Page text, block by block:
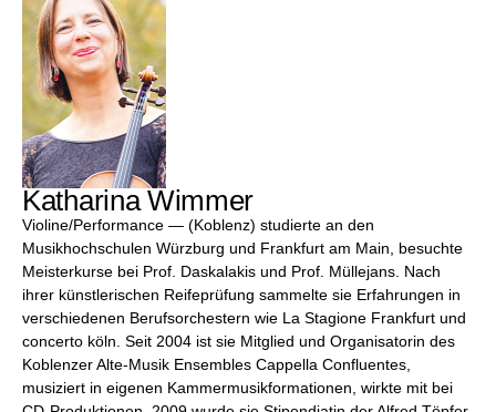
Katharina Wimmer
Violine/Performance — (Koblenz) studierte an den
Musikhochschulen Würzburg und Frankfurt am Main, besuchte
Meisterkurse bei Prof. Daskalakis und Prof. Müllejans. Nach
ihrer künstlerischen Reifeprüfung sammelte sie Erfahrungen in
verschiedenen Berufsorchestern wie La Stagione Frankfurt und
concerto köln. Seit 2004 ist sie Mitglied und Organisatorin des
Koblenzer Alte-Musik Ensembles Cappella Confluentes,
musiziert in eigenen Kammermusikformationen, wirkte mit bei